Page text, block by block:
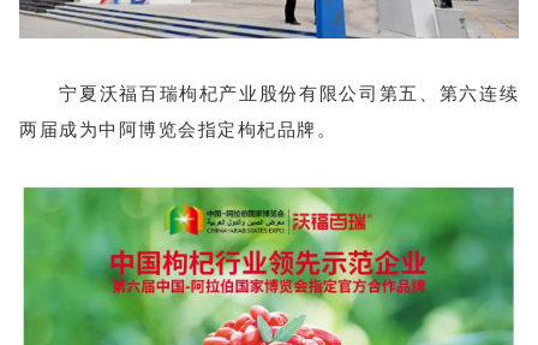
宁夏沃福百瑞枸杞产业股份有限公司第五、第六连续
两届成为中阿博览会指定枸杞品牌。